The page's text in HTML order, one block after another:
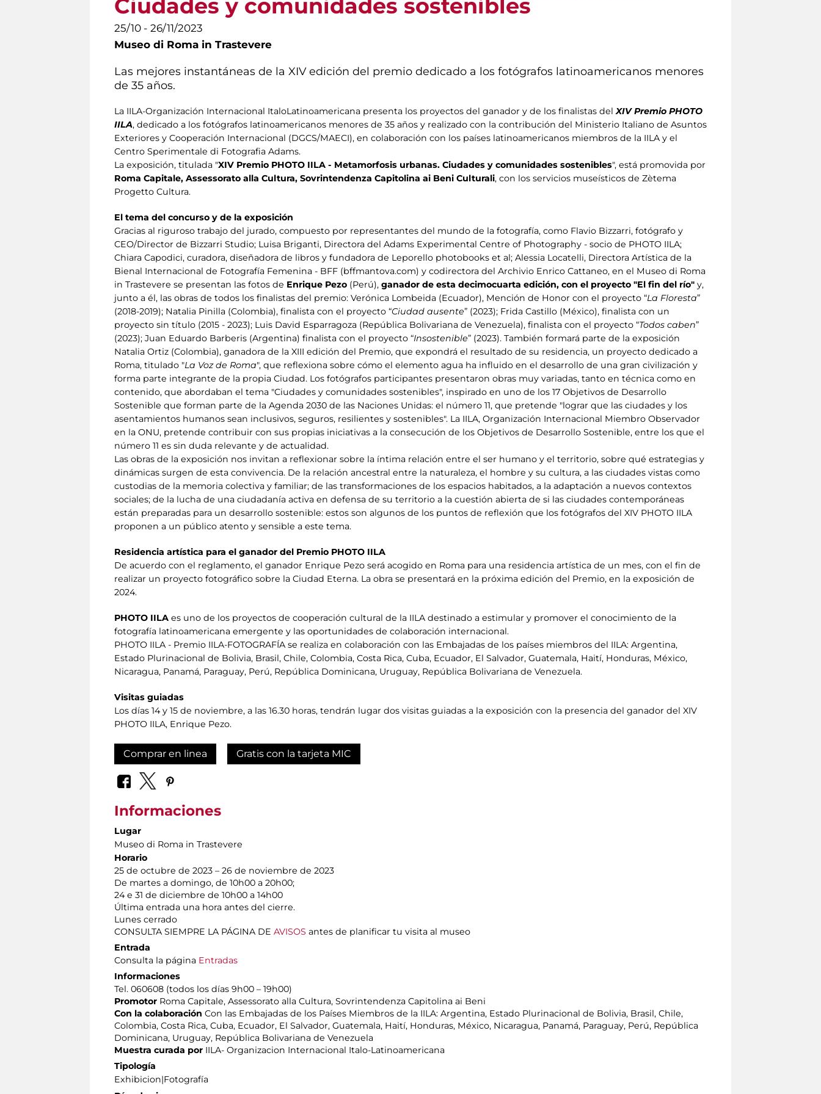
Ciudades y comunidades sostenibles
25/10 - 26/11/2023
Museo di Roma in Trastevere
Las mejores instantáneas de la XIV edición del premio dedicado a los fotógrafos latinoamericanos menores
de 35 años.
La IILA-Organización Internacional ItaloLatinoamericana presenta los proyectos del ganador y de los finalistas delXIV Premio PHOTO
IILA, dedicado a los fotógrafos latinoamericanos menores de 35 años y realizado con la contribución del Ministerio Italiano de Asuntos
Exteriores y Cooperación Internacional (DGCS/MAECI), en colaboración con los países latinoamericanos miembros de la IILA y el
Centro Sperimentale di Fotografia Adams.
La exposición, titulada "XIV Premio PHOTO IILA - Metamorfosis urbanas. Ciudades y comunidades sostenibles", está promovida por
Roma Capitale, Assessorato alla Cultura, Sovrintendenza Capitolina ai Beni Culturali, con los servicios museísticos de Zètema
Progetto Cultura.
El tema del concurso y de la exposición
Gracias al riguroso trabajo del jurado, compuesto por representantes del mundo de la fotografía, como Flavio Bizzarri, fotógrafo y
CEO/Director de Bizzarri Studio; Luisa Briganti, Directora del Adams Experimental Centre of Photography - socio de PHOTO IILA;
Chiara Capodici, curadora, diseñadora de libros y fundadora de Leporello photobooks et al; Alessia Locatelli, Directora Artística de la
Bienal Internacional de Fotografía Femenina - BFF (bffmantova.com) y codirectora del Archivio Enrico Cattaneo, en el Museo di Roma
in Trastevere se presentan las fotos de Enrique Pezo (Perú), ganador de esta decimocuarta edición, con el proyecto "El fin del río" y,
junto a él, las obras de todos los finalistas del premio: Verónica Lombeida (Ecuador), Mención de Honor con el proyecto “La Floresta”
(2018-2019); Natalia Pinilla (Colombia), finalista con el proyecto “Ciudad ausente” (2023); Frida Castillo (México), finalista con un
proyecto sin título (2015 - 2023); Luis David Esparragoza (República Bolivariana de Venezuela), finalista con el proyecto “Todos caben”
(2023); Juan Eduardo Barberis (Argentina) finalista con el proyecto “Insostenible” (2023). También formará parte de la exposición
Natalia Ortiz (Colombia), ganadora de la XIII edición del Premio, que expondrá el resultado de su residencia, un proyecto dedicado a
Roma, titulado "La Voz de Roma", que reflexiona sobre cómo el elemento agua ha influido en el desarrollo de una gran civilización y
forma parte integrante de la propia Ciudad. Los fotógrafos participantes presentaron obras muy variadas, tanto en técnica como en
contenido, que abordaban el tema "Ciudades y comunidades sostenibles", inspirado en uno de los 17 Objetivos de Desarrollo
Sostenible que forman parte de la Agenda 2030 de las Naciones Unidas: el número 11, que pretende "lograr que las ciudades y los
asentamientos humanos sean inclusivos, seguros, resilientes y sostenibles". La IILA, Organización Internacional Miembro Observador
en la ONU, pretende contribuir con sus propias iniciativas a la consecución de los Objetivos de Desarrollo Sostenible, entre los que el
número 11 es sin duda relevante y de actualidad.
Las obras de la exposición nos invitan a reflexionar sobre la íntima relación entre el ser humano y el territorio, sobre qué estrategias y
dinámicas surgen de esta convivencia. De la relación ancestral entre la naturaleza, el hombre y su cultura, a las ciudades vistas como
custodias de la memoria colectiva y familiar; de las transformaciones de los espacios habitados, a la adaptación a nuevos contextos
sociales; de la lucha de una ciudadanía activa en defensa de su territorio a la cuestión abierta de si las ciudades contemporáneas
están preparadas para un desarrollo sostenible: estos son algunos de los puntos de reflexión que los fotógrafos del XIV PHOTO IILA
proponen a un público atento y sensible a este tema.
Residencia artística para el ganador del Premio PHOTO IILA
De acuerdo con el reglamento, el ganador Enrique Pezo será acogido en Roma para una residencia artística de un mes, con el fin de
realizar un proyecto fotográfico sobre la Ciudad Eterna. La obra se presentará en la próxima edición del Premio, en la exposición de
2024.
PHOTO IILA es uno de los proyectos de cooperación cultural de la IILA destinado a estimular y promover el conocimiento de la
fotografía latinoamericana emergente y las oportunidades de colaboración internacional.
PHOTO IILA - Premio IILA-FOTOGRAFÍA se realiza en colaboración con las Embajadas de los países miembros del IILA: Argentina,
Estado Plurinacional de Bolivia, Brasil, Chile, Colombia, Costa Rica, Cuba, Ecuador, El Salvador, Guatemala, Haití, Honduras, México,
Nicaragua, Panamá, Paraguay, Perú, República Dominicana, Uruguay, República Bolivariana de Venezuela.
Visitas guiadas
Los días 14 y 15 de noviembre, a las 16.30 horas, tendrán lugar dos visitas guiadas a la exposición con la presencia del ganador del XIV
PHOTO IILA, Enrique Pezo.
Comprar en linea Gratis con la tarjeta MIC
Informaciones
Lugar
Museo di Roma in Trastevere
Horario
25 de octubre de 2023 – 26 de noviembre de 2023
De martes a domingo, de 10h00 a 20h00;
24 e 31 de diciembre de 10h00 a 14h00
Última entrada una hora antes del cierre.
Lunes cerrado
CONSULTA SIEMPRE LA PÁGINA DE AVISOS antes de planificar tu visita al museo
Entrada
Consulta la página Entradas
Informaciones
Tel. 060608 (todos los días 9h00 – 19h00)
Promotor Roma Capitale, Assessorato alla Cultura, Sovrintendenza Capitolina ai Beni
Con la colaboración Con las Embajadas de los Países Miembros de la IILA: Argentina, Estado Plurinacional de Bolivia, Brasil, Chile,
Colombia, Costa Rica, Cuba, Ecuador, El Salvador, Guatemala, Haití, Honduras, México, Nicaragua, Panamá, Paraguay, Perú, República
Dominicana, Uruguay, República Bolivariana de Venezuela
Muestra curada por IILA- Organizacion Internacional Italo-Latinoamericana
Tipología
Exhibicion|Fotografía